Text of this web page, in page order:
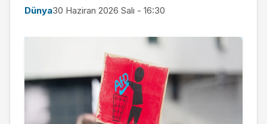
Dünya30 Haziran 2026 Salı - 16:30